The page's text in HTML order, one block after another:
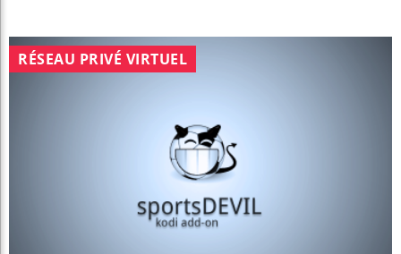
RÉSEAU PRIVÉ VIRTUEL